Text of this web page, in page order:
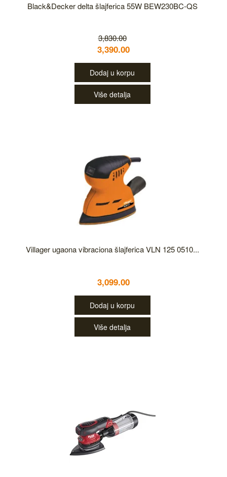
Black&Decker delta šlajferica 55W BEW230BC-QS
3,830.00
3,390.00
Dodaj u korpu
Više detalja
Villager ugaona vibraciona šlajferica VLN 125 0510...
3,099.00
Dodaj u korpu
Više detalja